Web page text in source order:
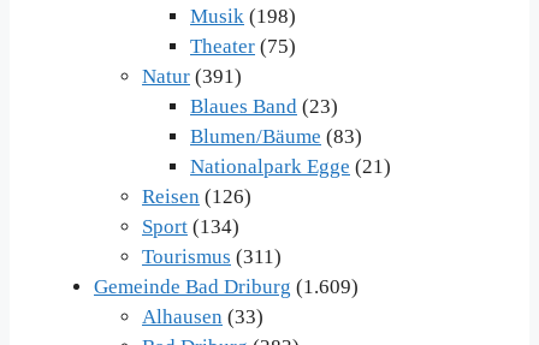
Musik (198)
Theater (75)
Natur (391)
Blaues Band (23)
Blumen/Bäume (83)
Nationalpark Egge (21)
Reisen (126)
Sport (134)
Tourismus (311)
Gemeinde Bad Driburg (1.609)
Alhausen (33)